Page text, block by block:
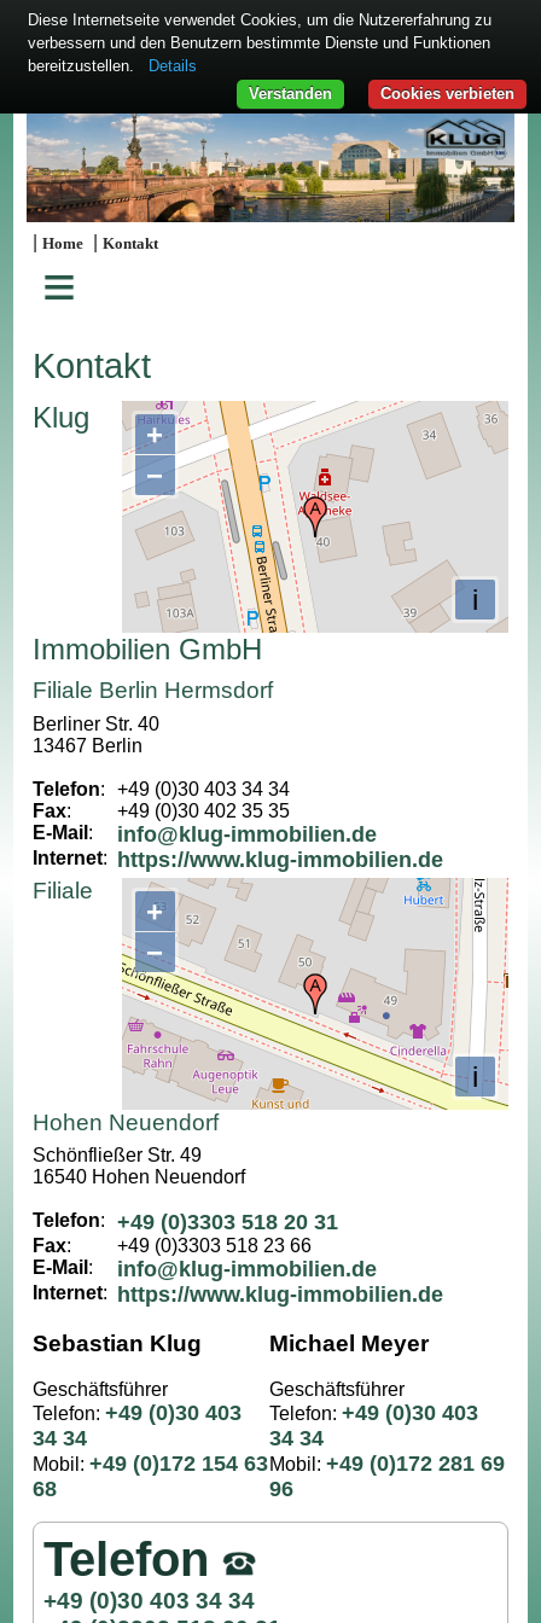
|Home |Kontakt
≡
Kontakt
+
−
i
Klug
Immobilien GmbH
Filiale Berlin Hermsdorf
Berliner Str. 40
13467 Berlin
Telefon:
+49 (0)30 403 34 34
Fax:
+49 (0)30 402 35 35
E-Mail : info@klug-immobilien.de
Internet: https://www.klug-immobilien.de
+
−
i
Filiale
Hohen Neuendorf
Schönfließer Str. 49
16540 Hohen Neuendorf
Telefon: +49 (0)3303 518 20 31
Fax:
+49 (0)3303 518 23 66
E-Mail : info@klug-immobilien.de
Internet: https://www.klug-immobilien.de
Sebastian Klug Michael Meyer
Geschäftsführer
Geschäftsführer
Telefon:+49 (0)30 403
34 34
Telefon:+49 (0)30 403
34 34
Mobil:+49 (0)172 154 63
68
Mobil:+49 (0)172 281 69
96
Telefon
+49 (0)30 403 34 34
Diese Internetseite verwendet Cookies, um die Nutzererfahrung zu
verbessern und den Benutzern bestimmte Dienste und Funktionen
bereitzustellen.
Details
Cookies verbieten
Verstanden